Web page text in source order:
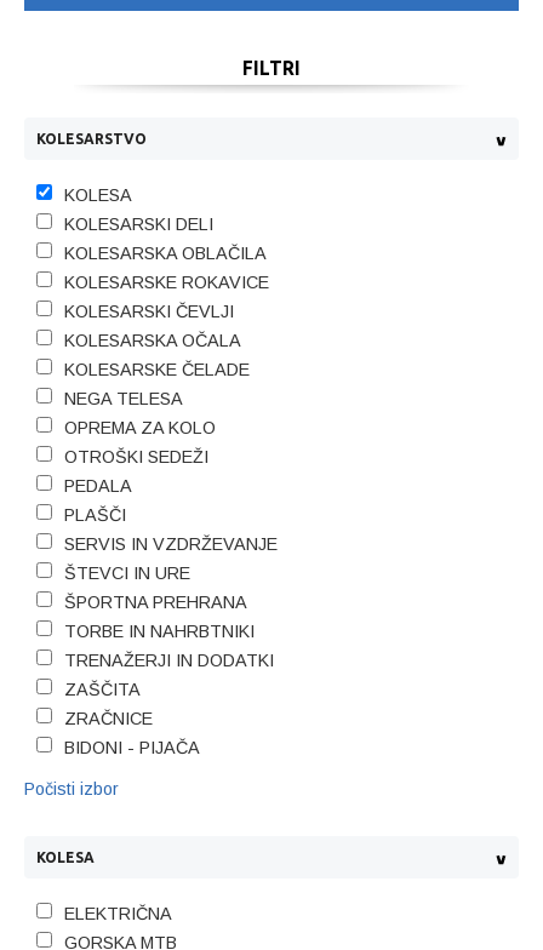
FILTRI
KOLESARSTVO
KOLESA
KOLESARSKI DELI
KOLESARSKA OBLAČILA
KOLESARSKE ROKAVICE
KOLESARSKI ČEVLJI
KOLESARSKA OČALA
KOLESARSKE ČELADE
NEGA TELESA
OPREMA ZA KOLO
OTROŠKI SEDEŽI
PEDALA
PLAŠČI
SERVIS IN VZDRŽEVANJE
ŠTEVCI IN URE
ŠPORTNA PREHRANA
TORBE IN NAHRBTNIKI
TRENAŽERJI IN DODATKI
ZAŠČITA
ZRAČNICE
BIDONI - PIJAČA
Počisti izbor
KOLESA
ELEKTRIČNA
GORSKA MTB